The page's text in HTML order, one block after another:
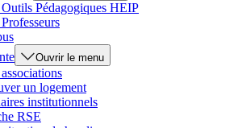
Pédagogiques HEIP
Ouvrir le menu
un logement
institutionnels
RSE